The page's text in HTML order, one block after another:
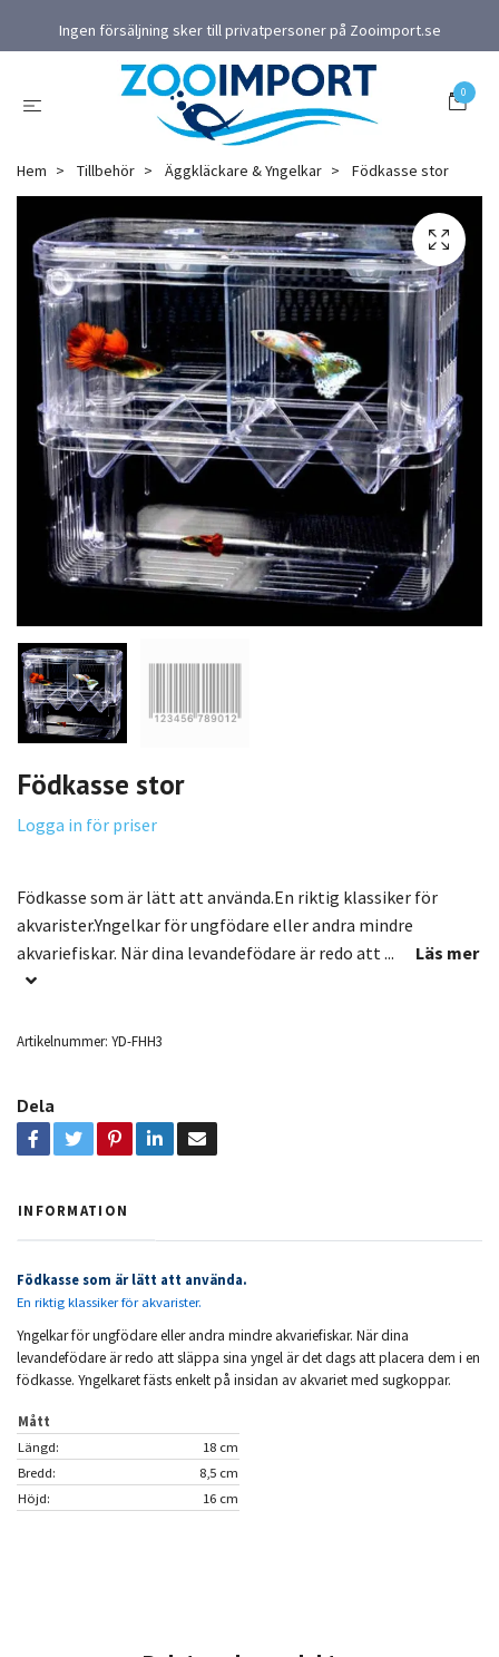
Ingen försäljning sker till privatpersoner på Zooimport.se
0
Hem Tillbehör Äggkläckare & Yngelkar Födkasse stor
Födkasse stor
Logga in för priser
Födkasse som är lätt att använda.En riktig klassiker för
akvarister.Yngelkar för ungfödare eller andra mindre
akvariefiskar. När dina levandefödare är redo att ...
Läs mer
Artikelnummer: YD-FHH3
Dela
INFORMATION
Födkasse som är lätt att använda.
En riktig klassiker för akvarister.
Yngelkar för ungfödare eller andra mindre akvariefiskar. När dina
levandefödare är redo att släppa sina yngel är det dags att placera dem i en
födkasse. Yngelkaret fästs enkelt på insidan av akvariet med sugkoppar.
Mått
Längd:
18 cm
Bredd:
8,5 cm
Höjd:
16 cm